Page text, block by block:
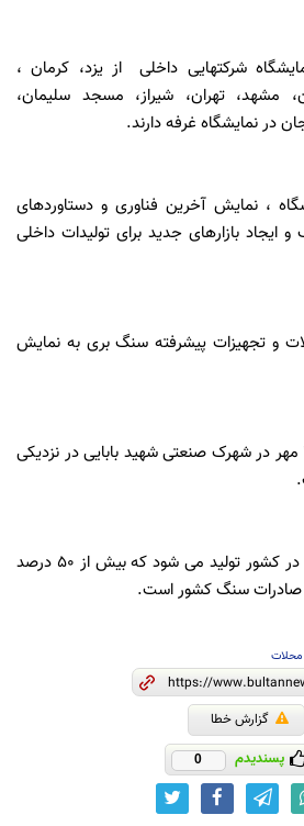
شرکتهایی داخلی از یزد، کرمان ،
مشهد، تهران، شیراز، مسجد سلیمان،
در نمایشگاه غرفه دارند.
، نمایش آخرین فناوری و دستاوردهای
بازارهای جدید برای تولیدات داخلی
و تجهیزات پیشرفته سنگ بری به نمایش
این نمایشگاه از امروز تا 22 مهر در شهرک صنعتی شهید بابایی در نزدیکی
سالانه 17 میلیون تن سنگ در کشور تولید می شود که بیش از 50 درصد
صادرات سنگ کشور است.
محلات
گزارش خطا
پسندیدم 0